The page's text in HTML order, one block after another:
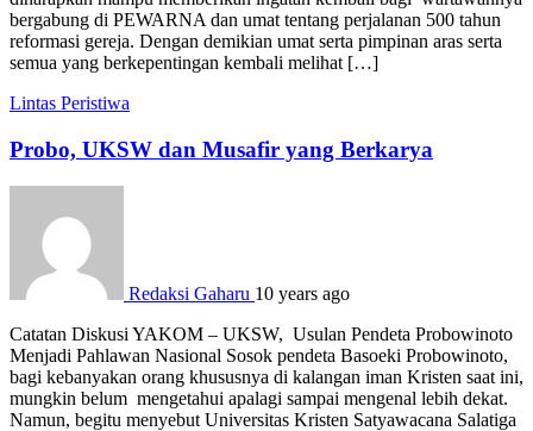
bergabung di PEWARNA dan umat tentang perjalanan 500 tahun
reformasi gereja. Dengan demikian umat serta pimpinan aras serta
semua yang berkepentingan kembali melihat […]
Lintas Peristiwa
Probo, UKSW dan Musafir yang Berkarya
Redaksi Gaharu 10 years ago
Catatan Diskusi YAKOM – UKSW, Usulan Pendeta Probowinoto
Menjadi Pahlawan Nasional Sosok pendeta Basoeki Probowinoto,
bagi kebanyakan orang khususnya di kalangan iman Kristen saat ini,
mungkin belum mengetahui apalagi sampai mengenal lebih dekat.
Namun, begitu menyebut Universitas Kristen Satyawacana Salatiga